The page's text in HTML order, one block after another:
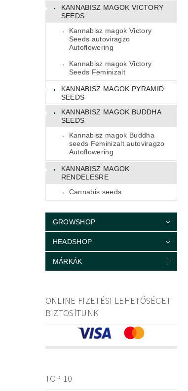
KANNABISZ MAGOK VICTORY
SEEDS
Kannabisz magok Victory
Seeds autoviragzo
Autoflowering
Kannabisz magok Victory
Seeds Feminizalt
KANNABISZ MAGOK PYRAMID
SEEDS
KANNABISZ MAGOK BUDDHA
SEEDS
Kannabisz magok Buddha
seeds Feminizalt autoviragzo
Autoflowering
KANNABISZ MAGOK
RENDELESRE
Cannabis seeds
GROWSHOP
HEADSHOP
MÁRKÁK
ONLINE FIZETÉSI LEHETŐSÉGET
BIZTOSÍTUNK
TOP 10